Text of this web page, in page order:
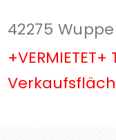
42275